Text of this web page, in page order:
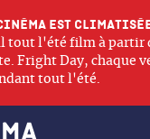
est
l'été film à partir
Fright Day, chaque
tout l'été.